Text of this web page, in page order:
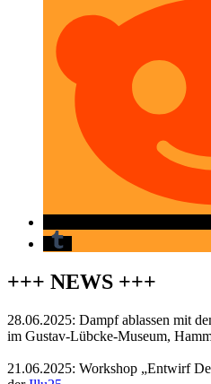
+++ NEWS +++
28.06.2025: Dampf ablassen mit
im Gustav-Lübcke-Museum,
21.06.2025: Workshop „Entwirf